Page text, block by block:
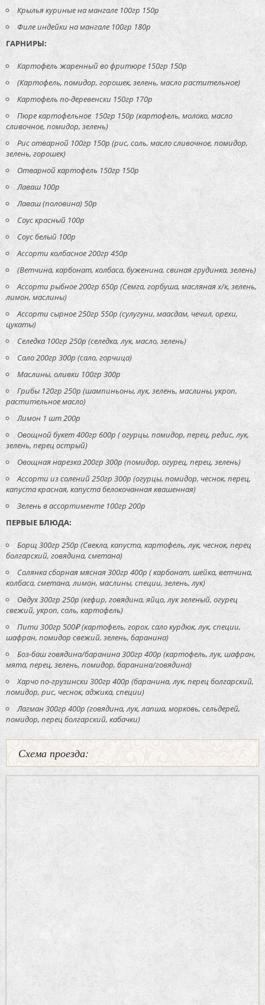
Крылья куриные на мангале 100гр 150р
Филе индейки на мангале 100гр 180р
ГАРНИРЫ:
Картофель жаренный во фритюре 150гр 150р
(Картофель, помидор, горошек, зелень, масло растительное)
Картофель по-деревенски 150гр 170р
Пюре картофельное 150гр 150р (картофель, молоко, масло
сливочное, помидор, зелень)
Рис отварной 100гр 150р (рис, соль, масло сливочное, помидор,
зелень, горошек)
Отварной картофель 150гр 150р
Лаваш 100р
Лаваш (половина) 50р
Соус красный 100р
Соус белый 100р
Ассорти колбасное 200гр 450р
(Ветчина, карбонат, колбаса, буженина, свиная грудинка, зелень)
Ассорти рыбное 200гр 650р (Семга, горбуша, масляная х/к, зелень,
лимон, маслины)
Ассорти сырное 250гр 550р (сулугуни, маасдам, чечил, орехи,
цукаты)
Селедка 100гр 250р (селедка, лук, масло, зелень)
Сало 200гр 300р (сало, горчица)
Маслины, оливки 100гр 300р
Грибы 120гр 250р (шампиньоны, лук, зелень, маслины, укроп,
растительное масло)
Лимон 1 шт 200р
Овощной букет 400гр 600р ( огурцы, помидор, перец, редис, лук,
зелень, перец острый)
Овощная нарезка 200гр 300р (помидор, огурец, перец, зелень)
Ассорти из солений 250гр 300р (огурцы, помидор, чеснок, перец,
капуста красная, капуста белокочанная квашенная)
Зелень в ассортименте 100гр 200р
ПЕРВЫЕ БЛЮДА:
Борщ 300гр 250р (Свекла, капуста, картофель, лук, чеснок, перец
болгарский, говядина, сметана)
Солянка сборная мясная 300гр 400р ( карбонат, шейка, ветчина,
колбаса, сметана, лимон, маслины, специи, зелень, лук)
Овдух 300гр 250р (кефир, говядина, яйцо, лук зеленый, огурец
свежий, укроп, соль, картофель)
Пити 300гр 500₽ (картофель, горох, сало курдюк, лук, специи,
шафран, помидор свежий, зелень, баранина)
Боз-баш говядина/баранина 300гр 400р (картофель, лук, шафран,
мята, перец, зелень, помидор, баранина/говядина)
Харчо по-грузински 300гр 400р (баранина, лук, перец болгарский,
помидор, рис, чеснок, аджика, специи)
Лагман 300гр 400р (говядина, лук, лапша, морковь, сельдерей,
помидор, перец болгарский, кабачки)
Схема проезда: